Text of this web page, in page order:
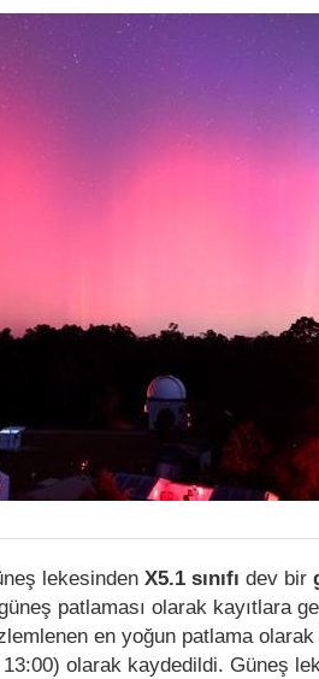
lekesinden X5.1 sınıfı dev bir
patlaması olarak kayıtlara
en yoğun patlama olarak
olarak kaydedildi. Güneş